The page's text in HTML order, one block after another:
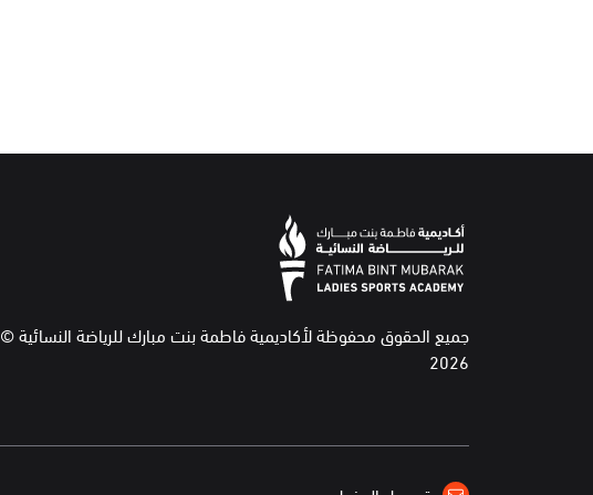
جميع الحقوق محفوظة لأكاديمية فاطمة بنت مبارك للرياضة النسائية ©
2026